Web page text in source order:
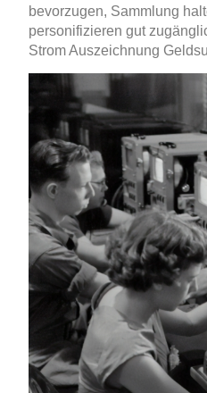
bevorzugen, Sammlung
personifizieren gut
Strom Auszeichnung